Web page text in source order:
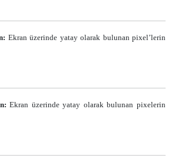
Ekran üzerinde yatay olarak bulunan pixel’lerin
Ekran üzerinde yatay olarak bulunan pixelerin